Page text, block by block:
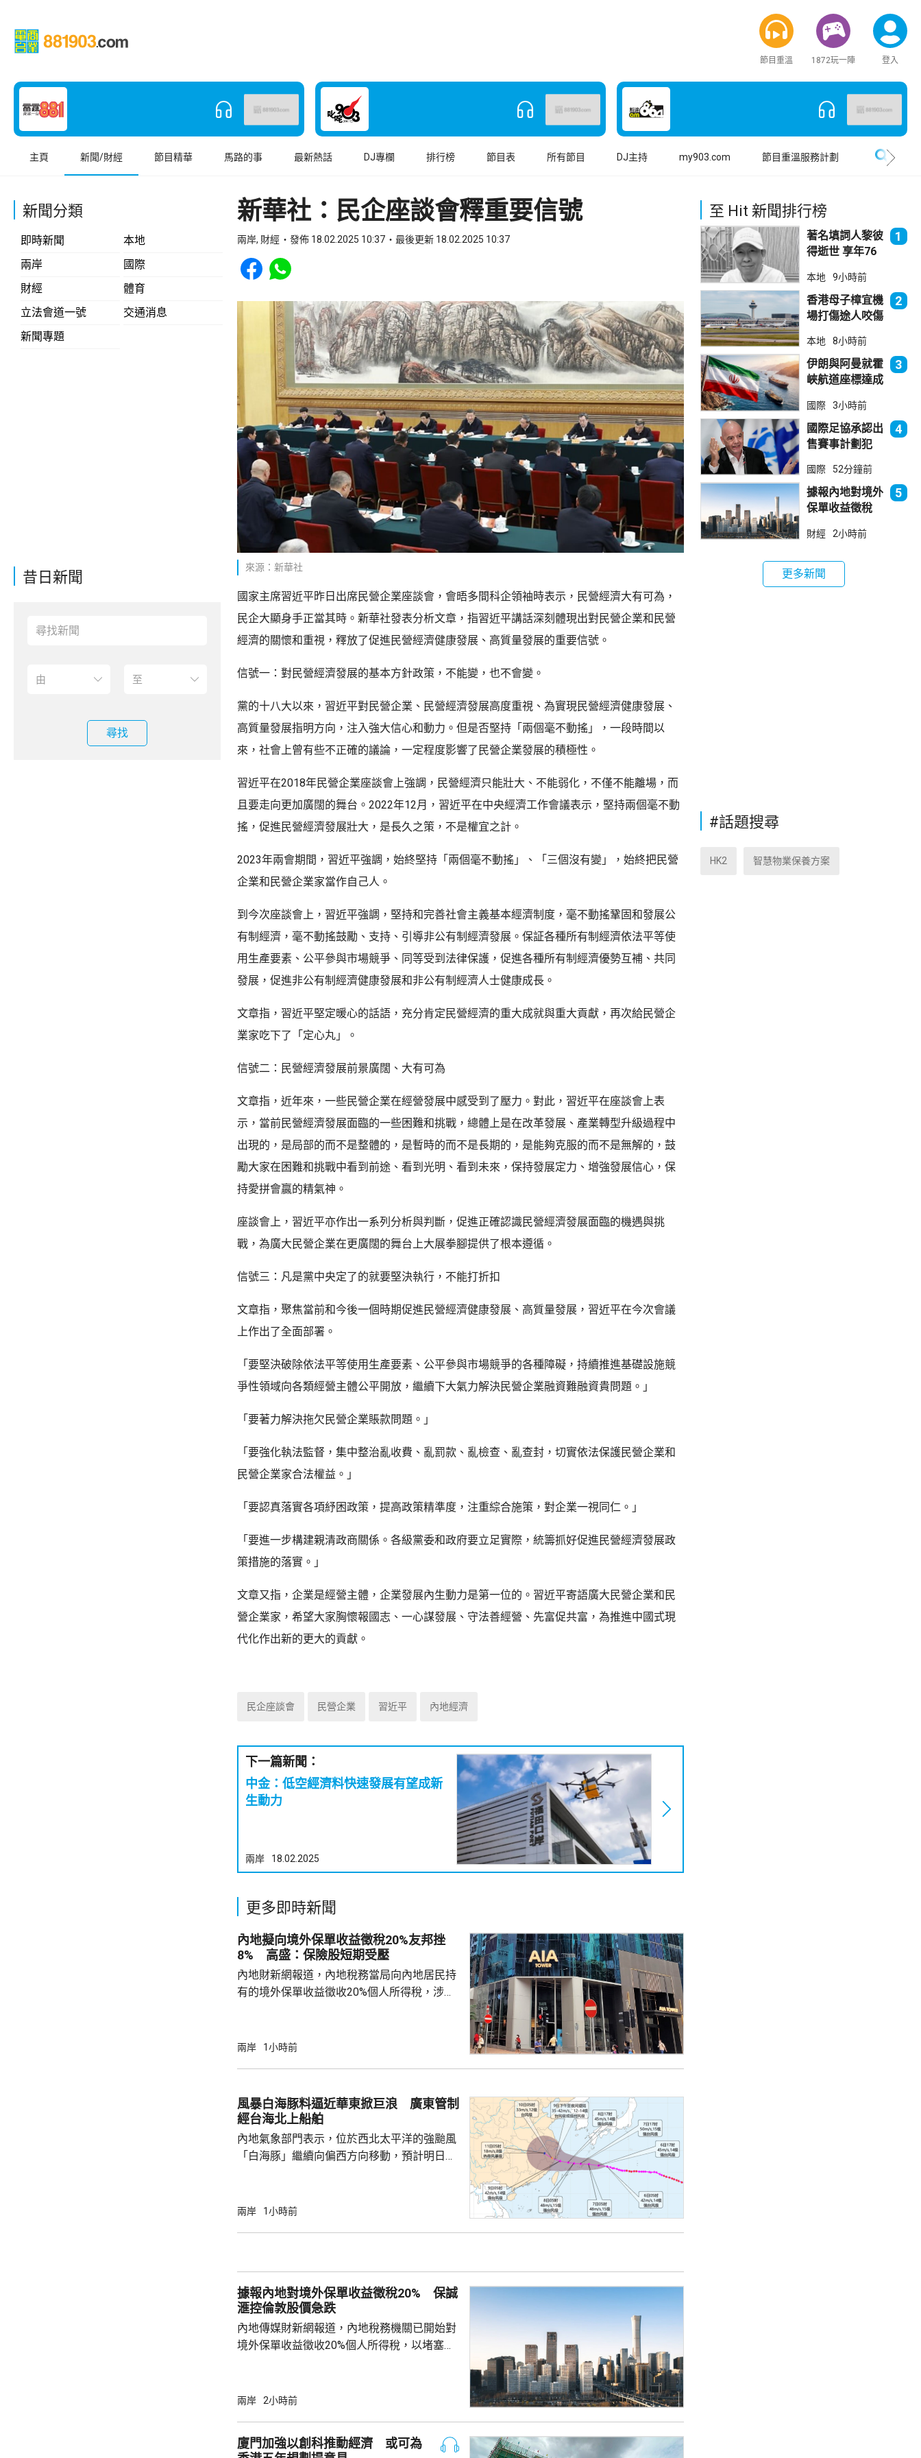
節目重溫 1872玩一陣 登入
主頁 新聞/財經 節目精華 馬路的事 最新熱話 DJ專欄 排行榜 節目表 所有節目 DJ主持 my903.com 節目重溫服務計劃
新聞分類
即時新聞
本地
兩岸
國際
財經
體育
立法會道一號
交通消息
新聞專題
昔日新聞
尋找
新華社：民企座談會釋重要信號
兩岸, 財經 發佈 18.02.2025 10:37 最後更新 18.02.2025 10:37
Share to Facebook
Share to WhatsApp
來源：新華社
國家主席習近平昨日出席民營企業座談會，會晤多間科企領袖時表示，民營經濟大有可為，
民企大顯身手正當其時。新華社發表分析文章，指習近平講話深刻體現出對民營企業和民營
經濟的關懷和重視，釋放了促進民營經濟健康發展、高質量發展的重要信號。
信號一：對民營經濟發展的基本方針政策，不能變，也不會變。
黨的十八大以來，習近平對民營企業、民營經濟發展高度重視、為實現民營經濟健康發展、
高質量發展指明方向，注入強大信心和動力。但是否堅持「兩個毫不動搖」，一段時間以
來，社會上曾有些不正確的議論，一定程度影響了民營企業發展的積極性。
習近平在2018年民營企業座談會上強調，民營經濟只能壯大、不能弱化，不僅不能離場，而
且要走向更加廣闊的舞台。2022年12月，習近平在中央經濟工作會議表示，堅持兩個毫不動
搖，促進民營經濟發展壯大，是長久之策，不是權宜之計。
2023年兩會期間，習近平強調，始終堅持「兩個毫不動搖」、「三個沒有變」，始終把民營
企業和民營企業家當作自己人。
到今次座談會上，習近平強調，堅持和完善社會主義基本經濟制度，毫不動搖鞏固和發展公
有制經濟，毫不動搖鼓勵、支持、引導非公有制經濟發展。保証各種所有制經濟依法平等使
用生產要素、公平參與市場競爭、同等受到法律保護，促進各種所有制經濟優勢互補、共同
發展，促進非公有制經濟健康發展和非公有制經濟人士健康成長。
文章指，習近平堅定暖心的話語，充分肯定民營經濟的重大成就與重大貢獻，再次給民營企
業家吃下了「定心丸」。
信號二：民營經濟發展前景廣闊、大有可為
文章指，近年來，一些民營企業在經營發展中感受到了壓力。對此，習近平在座談會上表
示，當前民營經濟發展面臨的一些困難和挑戰，總體上是在改革發展、產業轉型升級過程中
出現的，是局部的而不是整體的，是暫時的而不是長期的，是能夠克服的而不是無解的，鼓
勵大家在困難和挑戰中看到前途、看到光明、看到未來，保持發展定力、增強發展信心，保
持愛拼會贏的精氣神。
座談會上，習近平亦作出一系列分析與判斷，促進正確認識民營經濟發展面臨的機遇與挑
戰，為廣大民營企業在更廣闊的舞台上大展拳腳提供了根本遵循。
信號三：凡是黨中央定了的就要堅決執行，不能打折扣
文章指，聚焦當前和今後一個時期促進民營經濟健康發展、高質量發展，習近平在今次會議
上作出了全面部署。
「要堅決破除依法平等使用生產要素、公平參與市場競爭的各種障礙，持續推進基礎設施競
爭性領域向各類經營主體公平開放，繼續下大氣力解決民營企業融資難融資貴問題。」
「要著力解決拖欠民營企業賬款問題。」
「要強化執法監督，集中整治亂收費、亂罰款、亂檢查、亂查封，切實依法保護民營企業和
民營企業家合法權益。」
「要認真落實各項紓困政策，提高政策精準度，注重綜合施策，對企業一視同仁。」
「要進一步構建親清政商關係。各級黨委和政府要立足實際，統籌抓好促進民營經濟發展政
策措施的落實。」
文章又指，企業是經營主體，企業發展內生動力是第一位的。習近平寄語廣大民營企業和民
營企業家，希望大家胸懷報國志、一心謀發展、守法善經營、先富促共富，為推進中國式現
代化作出新的更大的貢獻。
民企座談會 民營企業 習近平 內地經濟
下一篇新聞：
中金：低空經濟料快速發展有望成新
生動力
兩岸 18.02.2025
更多即時新聞
內地擬向境外保單收益徵稅20%友邦挫
8% 高盛：保險股短期受壓
內地財新網報道，內地稅務當局向內地居民持
有的境外保單收益徵收20%個人所得稅，涉及
施未普遍推行，具體適用範圍有待官方說明。
市跌4.7%，渣打倫敦曾跌7%，收市跌1.6%。
至於今早港股，友邦保險(01299.HK)跌逾8%，
報71...
兩岸 1小時前
風暴白海豚料逼近華東掀巨浪 廣東管制
經台海北上船舶
內地氣象部門表示，位於西北太平洋的強颱風
「白海豚」繼續向偏西方向移動，預計明日日
洋預報台發布海浪橙色警報，預料未來一日東
船舶實施交通管制，呼籲船舶選擇安全水域避
風，保障海上安全。
兩岸 1小時前
據報內地對境外保單收益徵稅20% 保誠
滙控倫敦股價急跌
內地傳媒財新網報道，內地稅務機關已開始對
境外保單收益徵收20%個人所得稅，以堵塞以
象包括分紅收益和預繳保費利息收益。報道引
稅，可能取決於地方稅務當局接觸和處理數據
兩岸 2小時前
廈門加強以創科推動經濟 或可為
至 Hit 新聞排行榜
著名填詞人黎彼
得逝世 享年76
1
本地 9小時前
香港母子樟宜機
場打傷途人咬傷
法院判囚
2
本地 8小時前
伊朗與阿曼就霍
峽航道座標達成
部分途經伊朗領
海
3
國際 3小時前
國際足協承認出
售賽事計劃犯
持恩芬天奴
4
國際 52分鐘前
據報內地對境外
保單收益徵稅
倫敦股價急跌
5
財經 2小時前
更多新聞
#話題搜尋
HK2 智慧物業保養方案